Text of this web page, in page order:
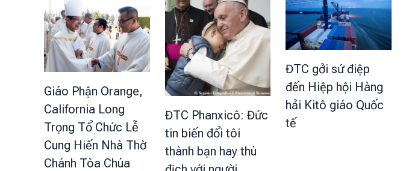
Giáo Phận Orange,
California Long
Trọng Tổ Chức Lễ
Cung Hiến Nhà Thờ
Chánh Tòa Chúa
ĐTC Phanxicô: Đức
tin biến đổi tôi
thành bạn hay thù
ĐTC gởi sứ điệp
đến Hiệp hội Hàng
hải Kitô giáo Quốc
tế